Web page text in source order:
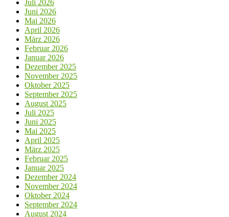
Juli 2026
Juni 2026
Mai 2026
April 2026
März 2026
Februar 2026
Januar 2026
Dezember 2025
November 2025
Oktober 2025
September 2025
August 2025
Juli 2025
Juni 2025
Mai 2025
April 2025
März 2025
Februar 2025
Januar 2025
Dezember 2024
November 2024
Oktober 2024
September 2024
August 2024